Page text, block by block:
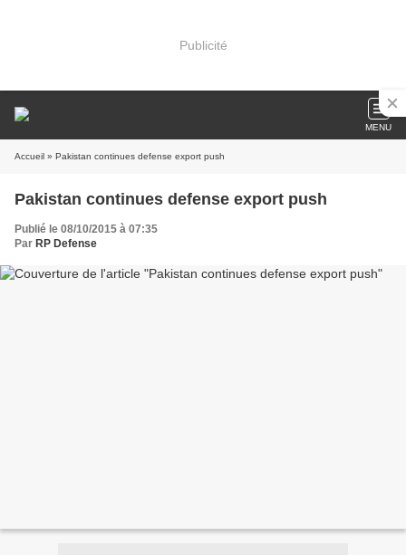
Publicité
MENU
Accueil » Pakistan continues defense export push
Pakistan continues defense export push
Publié le 08/10/2015 à 07:35
Par RP Defense